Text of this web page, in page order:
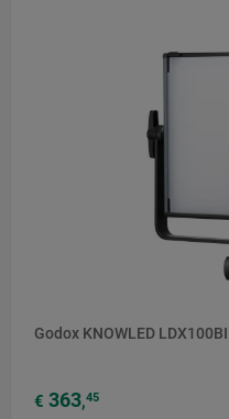
Godox KNOWLED
€ 363,45